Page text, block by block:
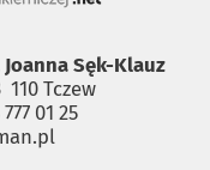
Joanna Sęk-Klauz
Tczew
01 25